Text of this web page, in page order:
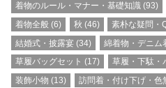
着物のルール・マナー・基礎知識 (93)
着物全般 (6) 秋 (46) 素朴な疑問・
結婚式・披露宴 (34) 綿着物・デニム
草履バッグセット (17) 草履・下駄・
装飾小物 (13) 訪問着・付け下げ・色